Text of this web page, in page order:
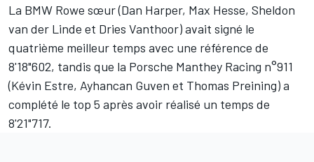
La BMW Rowe sœur (Dan Harper, Max Hesse, Sheldon
van der Linde et Dries Vanthoor) avait signé le
quatrième meilleur temps avec une référence de
8'18"602, tandis que la Porsche Manthey Racing n°911
(Kévin Estre, Ayhancan Guven et Thomas Preining) a
complété le top 5 après avoir réalisé un temps de
8'21"717.